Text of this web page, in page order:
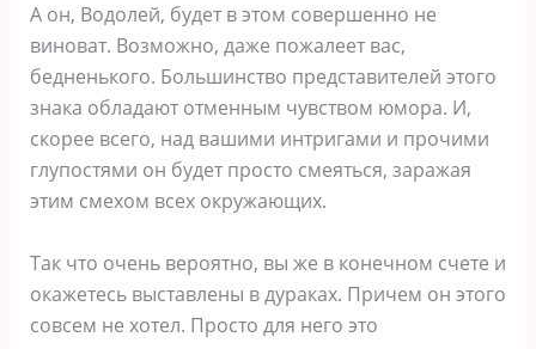
А он, Водолей, будет в этом совершенно не
виноват. Возможно, даже пожалеет вас,
бедненького. Большинство представителей этого
знака обладают отменным чувством юмора. И,
скорее всего, над вашими интригами и прочими
глупостями он будет просто смеяться, заражая
этим смехом всех окружающих.
Так что очень вероятно, вы же в конечном счете и
окажетесь выставлены в дураках. Причем он этого
совсем не хотел. Просто для него это